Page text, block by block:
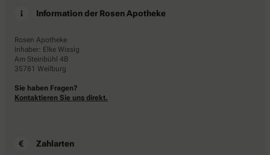
Information der Rosen Apotheke
Rosen Apotheke
Inhaber: Elke Wissig
Am Steinbühl 4B
35781 Weilburg
Sie haben Fragen?
Kontaktieren Sie uns direkt.
Zahlarten